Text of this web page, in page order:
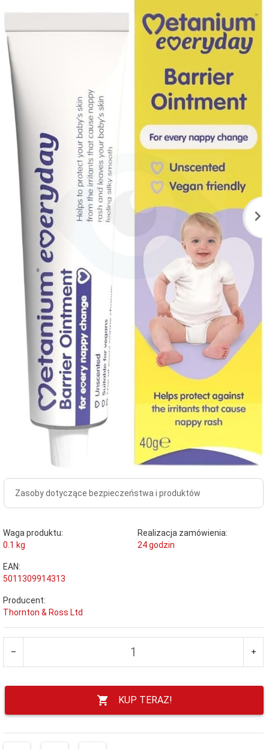
Zasoby dotyczące bezpieczeństwa i produktów
Waga produktu:
0.1 kg
Realizacja zamówienia:
24 godzin
EAN:
5011309914313
Producent:
Thornton & Ross Ltd
KUP TERAZ!